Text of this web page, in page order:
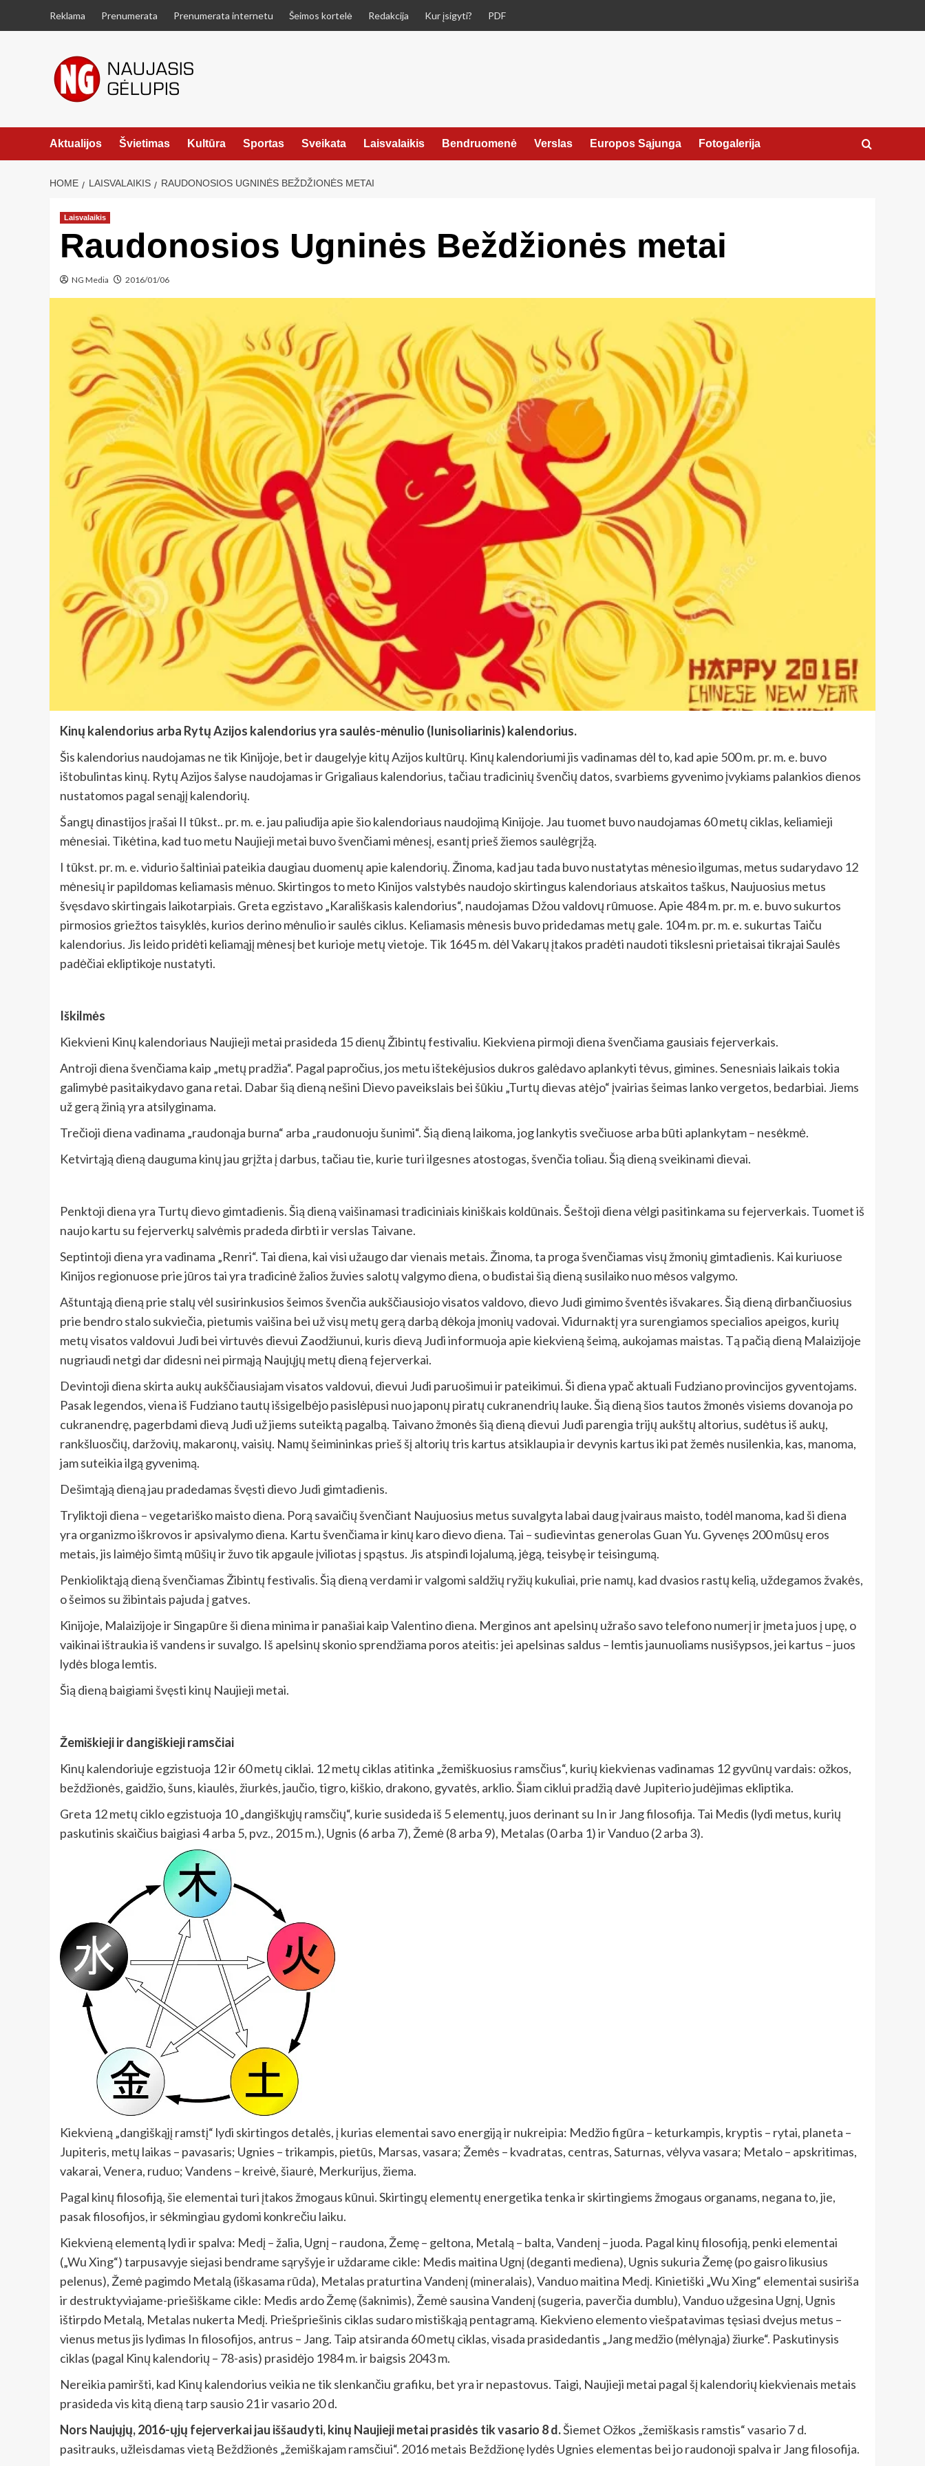
Reklama Prenumerata Prenumerata internetu Šeimos kortelė Redakcija Kur įsigyti? PDF
Aktualijos Švietimas Kultūra Sportas Sveikata Laisvalaikis Bendruomenė Verslas Europos Sąjunga Fotogalerija
HOME LAISVALAIKIS RAUDONOSIOS UGNINĖS BEŽDŽIONĖS METAI
Laisvalaikis
Raudonosios Ugninės Beždžionės metai
NG Media 2016/01/06
Kinų kalendorius arba Rytų Azijos kalendorius yra saulės-mėnulio (lunisoliarinis) kalendorius.
Šis kalendorius naudojamas ne tik Kinijoje, bet ir daugelyje kitų Azijos kultūrų. Kinų kalendoriumi jis vadinamas dėl to, kad apie 500 m. pr. m. e. buvo
ištobulintas kinų. Rytų Azijos šalyse naudojamas ir Grigaliaus kalendorius, tačiau tradicinių švenčių datos, svarbiems gyvenimo įvykiams palankios dienos
nustatomos pagal senąjį kalendorių.
Šangų dinastijos įrašai II tūkst.. pr. m. e. jau paliudija apie šio kalendoriaus naudojimą Kinijoje. Jau tuomet buvo naudojamas 60 metų ciklas, keliamieji
mėnesiai. Tikėtina, kad tuo metu Naujieji metai buvo švenčiami mėnesį, esantį prieš žiemos saulėgrįžą.
I tūkst. pr. m. e. vidurio šaltiniai pateikia daugiau duomenų apie kalendorių. Žinoma, kad jau tada buvo nustatytas mėnesio ilgumas, metus sudarydavo 12
mėnesių ir papildomas keliamasis mėnuo. Skirtingos to meto Kinijos valstybės naudojo skirtingus kalendoriaus atskaitos taškus, Naujuosius metus
švęsdavo skirtingais laikotarpiais. Greta egzistavo „Karališkasis kalendorius“, naudojamas Džou valdovų rūmuose. Apie 484 m. pr. m. e. buvo sukurtos
pirmosios griežtos taisyklės, kurios derino mėnulio ir saulės ciklus. Keliamasis mėnesis buvo pridedamas metų gale. 104 m. pr. m. e. sukurtas Taiču
kalendorius. Jis leido pridėti keliamąjį mėnesį bet kurioje metų vietoje. Tik 1645 m. dėl Vakarų įtakos pradėti naudoti tikslesni prietaisai tikrajai Saulės
padėčiai ekliptikoje nustatyti.
Iškilmės
Kiekvieni Kinų kalendoriaus Naujieji metai prasideda 15 dienų Žibintų festivaliu. Kiekviena pirmoji diena švenčiama gausiais fejerverkais.
Antroji diena švenčiama kaip „metų pradžia“. Pagal papročius, jos metu ištekėjusios dukros galėdavo aplankyti tėvus, gimines. Senesniais laikais tokia
galimybė pasitaikydavo gana retai. Dabar šią dieną nešini Dievo paveikslais bei šūkiu „Turtų dievas atėjo“ įvairias šeimas lanko vergetos, bedarbiai. Jiems
už gerą žinią yra atsilyginama.
Trečioji diena vadinama „raudonąja burna“ arba „raudonuoju šunimi“. Šią dieną laikoma, jog lankytis svečiuose arba būti aplankytam – nesėkmė.
Ketvirtąją dieną dauguma kinų jau grįžta į darbus, tačiau tie, kurie turi ilgesnes atostogas, švenčia toliau. Šią dieną sveikinami dievai.
Penktoji diena yra Turtų dievo gimtadienis. Šią dieną vaišinamasi tradiciniais kiniškais koldūnais. Šeštoji diena vėlgi pasitinkama su fejerverkais. Tuomet iš
naujo kartu su fejerverkų salvėmis pradeda dirbti ir verslas Taivane.
Septintoji diena yra vadinama „Renri“. Tai diena, kai visi užaugo dar vienais metais. Žinoma, ta proga švenčiamas visų žmonių gimtadienis. Kai kuriuose
Kinijos regionuose prie jūros tai yra tradicinė žalios žuvies salotų valgymo diena, o budistai šią dieną susilaiko nuo mėsos valgymo.
Aštuntąją dieną prie stalų vėl susirinkusios šeimos švenčia aukščiausiojo visatos valdovo, dievo Judi gimimo šventės išvakares. Šią dieną dirbančiuosius
prie bendro stalo sukviečia, pietumis vaišina bei už visų metų gerą darbą dėkoja įmonių vadovai. Vidurnaktį yra surengiamos specialios apeigos, kurių
metų visatos valdovui Judi bei virtuvės dievui Zaodžiunui, kuris dievą Judi informuoja apie kiekvieną šeimą, aukojamas maistas. Tą pačią dieną Malaizijoje
nugriaudi netgi dar didesni nei pirmąją Naujųjų metų dieną fejerverkai.
Devintoji diena skirta aukų aukščiausiajam visatos valdovui, dievui Judi paruošimui ir pateikimui. Ši diena ypač aktuali Fudziano provincijos gyventojams.
Pasak legendos, viena iš Fudziano tautų išsigelbėjo pasislėpusi nuo japonų piratų cukranendrių lauke. Šią dieną šios tautos žmonės visiems dovanoja po
cukranendrę, pagerbdami dievą Judi už jiems suteiktą pagalbą. Taivano žmonės šią dieną dievui Judi parengia trijų aukštų altorius, sudėtus iš aukų,
rankšluosčių, daržovių, makaronų, vaisių. Namų šeimininkas prieš šį altorių tris kartus atsiklaupia ir devynis kartus iki pat žemės nusilenkia, kas, manoma,
jam suteikia ilgą gyvenimą.
Dešimtąją dieną jau pradedamas švęsti dievo Judi gimtadienis.
Tryliktoji diena – vegetariško maisto diena. Porą savaičių švenčiant Naujuosius metus suvalgyta labai daug įvairaus maisto, todėl manoma, kad ši diena
yra organizmo iškrovos ir apsivalymo diena. Kartu švenčiama ir kinų karo dievo diena. Tai – sudievintas generolas Guan Yu. Gyvenęs 200 mūsų eros
metais, jis laimėjo šimtą mūšių ir žuvo tik apgaule įviliotas į spąstus. Jis atspindi lojalumą, jėgą, teisybę ir teisingumą.
Penkioliktąją dieną švenčiamas Žibintų festivalis. Šią dieną verdami ir valgomi saldžių ryžių kukuliai, prie namų, kad dvasios rastų kelią, uždegamos žvakės,
o šeimos su žibintais pajuda į gatves.
Kinijoje, Malaizijoje ir Singapūre ši diena minima ir panašiai kaip Valentino diena. Merginos ant apelsinų užrašo savo telefono numerį ir įmeta juos į upę, o
vaikinai ištraukia iš vandens ir suvalgo. Iš apelsinų skonio sprendžiama poros ateitis: jei apelsinas saldus – lemtis jaunuoliams nusišypsos, jei kartus – juos
lydės bloga lemtis.
Šią dieną baigiami švęsti kinų Naujieji metai.
Žemiškieji ir dangiškieji ramsčiai
Kinų kalendoriuje egzistuoja 12 ir 60 metų ciklai. 12 metų ciklas atitinka „žemiškuosius ramsčius“, kurių kiekvienas vadinamas 12 gyvūnų vardais: ožkos,
beždžionės, gaidžio, šuns, kiaulės, žiurkės, jaučio, tigro, kiškio, drakono, gyvatės, arklio. Šiam ciklui pradžią davė Jupiterio judėjimas ekliptika.
Greta 12 metų ciklo egzistuoja 10 „dangiškųjų ramsčių“, kurie susideda iš 5 elementų, juos derinant su In ir Jang filosofija. Tai Medis (lydi metus, kurių
paskutinis skaičius baigiasi 4 arba 5, pvz., 2015 m.), Ugnis (6 arba 7), Žemė (8 arba 9), Metalas (0 arba 1) ir Vanduo (2 arba 3).
Kiekvieną „dangiškąjį ramstį“ lydi skirtingos detalės, į kurias elementai savo energiją ir nukreipia: Medžio figūra – keturkampis, kryptis – rytai, planeta –
Jupiteris, metų laikas – pavasaris; Ugnies – trikampis, pietūs, Marsas, vasara; Žemės – kvadratas, centras, Saturnas, vėlyva vasara; Metalo – apskritimas,
vakarai, Venera, ruduo; Vandens – kreivė, šiaurė, Merkurijus, žiema.
Pagal kinų filosofiją, šie elementai turi įtakos žmogaus kūnui. Skirtingų elementų energetika tenka ir skirtingiems žmogaus organams, negana to, jie,
pasak filosofijos, ir sėkmingiau gydomi konkrečiu laiku.
Kiekvieną elementą lydi ir spalva: Medį – žalia, Ugnį – raudona, Žemę – geltona, Metalą – balta, Vandenį – juoda. Pagal kinų filosofiją, penki elementai
(„Wu Xing“) tarpusavyje siejasi bendrame sąryšyje ir uždarame cikle: Medis maitina Ugnį (deganti mediena), Ugnis sukuria Žemę (po gaisro likusius
pelenus), Žemė pagimdo Metalą (iškasama rūda), Metalas praturtina Vandenį (mineralais), Vanduo maitina Medį. Kinietiški „Wu Xing“ elementai susiriša
ir destruktyviajame-priešiškame cikle: Medis ardo Žemę (šaknimis), Žemė sausina Vandenį (sugeria, paverčia dumblu), Vanduo užgesina Ugnį, Ugnis
ištirpdo Metalą, Metalas nukerta Medį. Priešpriešinis ciklas sudaro mistiškąją pentagramą. Kiekvieno elemento viešpatavimas tęsiasi dvejus metus –
vienus metus jis lydimas In filosofijos, antrus – Jang. Taip atsiranda 60 metų ciklas, visada prasidedantis „Jang medžio (mėlynąja) žiurke“. Paskutinysis
ciklas (pagal Kinų kalendorių – 78-asis) prasidėjo 1984 m. ir baigsis 2043 m.
Nereikia pamiršti, kad Kinų kalendorius veikia ne tik slenkančiu grafiku, bet yra ir nepastovus. Taigi, Naujieji metai pagal šį kalendorių kiekvienais metais
prasideda vis kitą dieną tarp sausio 21 ir vasario 20 d.
Nors Naujųjų, 2016-ųjų fejerverkai jau iššaudyti, kinų Naujieji metai prasidės tik vasario 8 d.Šiemet Ožkos „žemiškasis ramstis“ vasario 7 d.
pasitrauks, užleisdamas vietą Beždžionės „žemiškajam ramsčiui“. 2016 metais Beždžionę lydės Ugnies elementas bei jo raudonoji spalva ir Jang filosofija.